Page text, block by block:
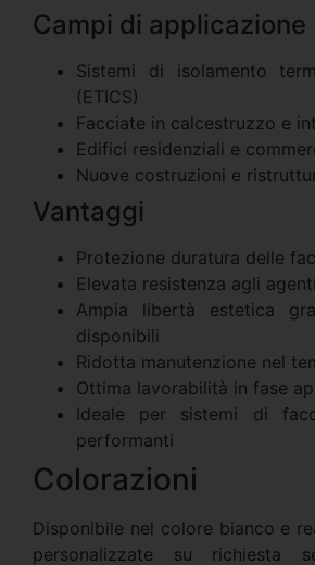
Campi di applicazione
Sistemi di isolamento
(ETICS)
Facciate in calcestruzzo e
Edifici residenziali e
Nuove costruzioni e
Vantaggi
Protezione duratura delle
Elevata resistenza agli
Ampia libertà estetica
disponibili
Ridotta manutenzione nel
Ottima lavorabilità in fase
Ideale per sistemi di
performanti
Colorazioni
Disponibile nel colore bianco e
personalizzate su richiesta